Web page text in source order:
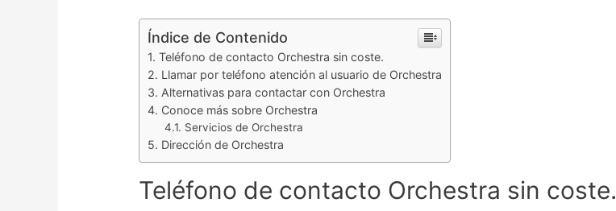
Índice de Contenido
Teléfono de contacto Orchestra sin coste.
Llamar por teléfono atención al usuario de Orchestra
Alternativas para contactar con Orchestra
Conoce más sobre Orchestra
Servicios de Orchestra
Dirección de Orchestra
Teléfono de contacto Orchestra sin coste.